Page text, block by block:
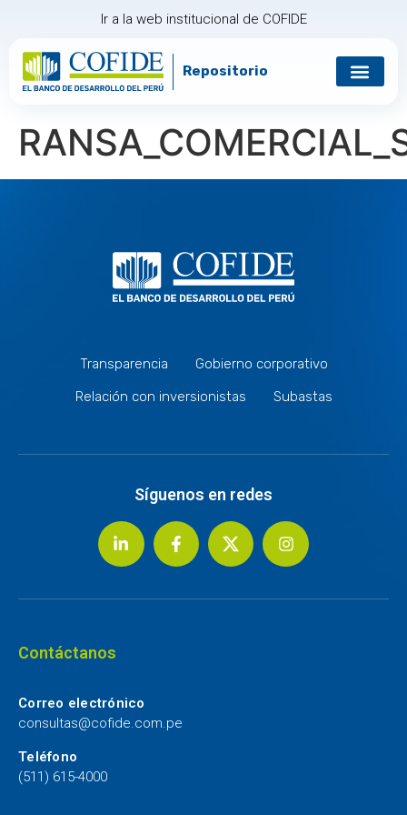
Ir a la web institucional de COFIDE
Repositorio
Transparencia
Gobierno corporativo
Relación con inversionistas
Subastas
Síguenos en redes
Contáctanos
Correo electrónico
consultas@cofide.com.pe
Teléfono
(511) 615-4000